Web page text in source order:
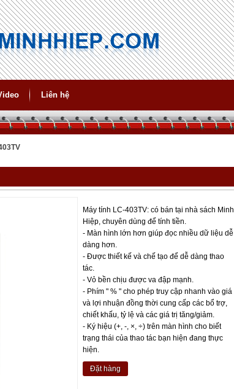
Liên hệ
Máy tính LC-403TV: có bán tại nhà sách Minh
Hiệp, chuyên dùng để tính tiền.
- Màn hình lớn hơn giúp đọc nhiều dữ liệu dễ
dàng hơn.
- Được thiết kế và chế tạo để dễ dàng thao
tác.
- Vỏ bền chịu được va đập mạnh.
- Phím " % " cho phép truy cập nhanh vào giá
và lợi nhuận đồng thời cung cấp các bổ trợ,
chiết khấu, tỷ lệ và các giá trị tăng/giảm.
- Ký hiệu (+, -, ×, ÷) trên màn hình cho biết
trạng thái của thao tác bạn hiện đang thực
hiện.
Đặt hàng